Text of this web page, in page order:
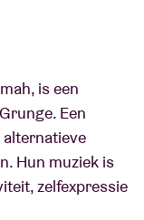
is een
Een
Hun muziek is
zelfexpressie